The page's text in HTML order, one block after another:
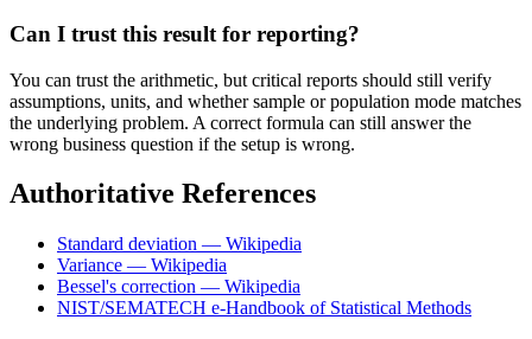
Can I trust this result for reporting?
You can trust the arithmetic, but critical reports should still verify
assumptions, units, and whether sample or population mode matches
the underlying problem. A correct formula can still answer the
wrong business question if the setup is wrong.
Authoritative References
Standard deviation — Wikipedia
Variance — Wikipedia
Bessel's correction — Wikipedia
NIST/SEMATECH e-Handbook of Statistical Methods